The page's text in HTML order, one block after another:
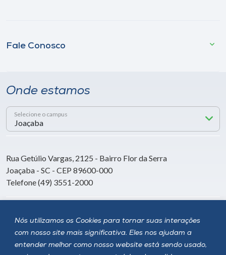
Nós utilizamos os Cookies para tornar suas interações
com nosso site mais significativa. Eles nos ajudam a
entender melhor como nosso website está sendo usado,
Fale Conosco
Onde estamos
Selecione o campus
Rua Getúlio Vargas, 2125 - Bairro Flor da Serra
Joaçaba - SC - CEP 89600-000
Telefone (49) 3551-2000
Siga a Unoesc